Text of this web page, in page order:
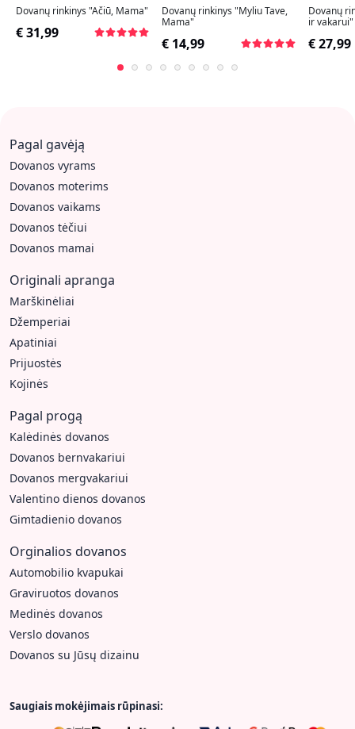
Dovanų rinkinys "Ačiū, Mama"
€ 31,99
Dovanų rinkinys "Myliu Tave,
Mama"
€ 14,99
Dovanų
ir vakarui"
€ 27,99
Pagal gavėją
Dovanos vyrams
Dovanos moterims
Dovanos vaikams
Dovanos tėčiui
Dovanos mamai
Originali apranga
Marškinėliai
Džemperiai
Apatiniai
Prijuostės
Kojinės
Pagal progą
Kalėdinės dovanos
Dovanos bernvakariui
Dovanos mergvakariui
Valentino dienos dovanos
Gimtadienio dovanos
Orginalios dovanos
Automobilio kvapukai
Graviruotos dovanos
Medinės dovanos
Verslo dovanos
Dovanos su Jūsų dizainu
Saugiais mokėjimais rūpinasi: